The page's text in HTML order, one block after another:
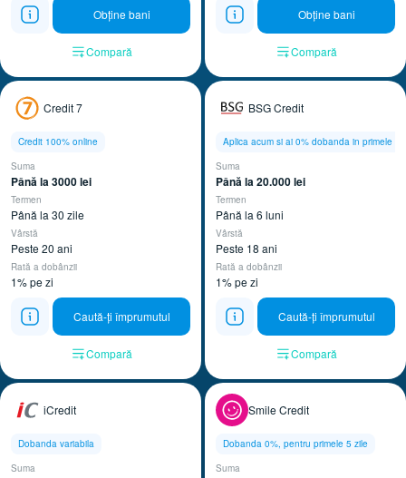
Obține bani
Compară
Obține bani
Compară
Credit 7
Credit 100% online
Suma
Până la 3000 lei ​
Termen
Până la 30 zile
Vârstă
Peste 20 ani
Rată a dobânzii
1% pe zi
Caută-ți împrumutul
Compară
BSG Credit
Aplica acum si ai 0% dobanda in primele
Suma
Până la 20.000 lei ​
Termen
Până la 6 luni
Vârstă
Peste 18 ani
Rată a dobânzii
1% pe zi
Caută-ți împrumutul
Compară
iCredit
Dobanda variabila
Suma
Smile Credit
Dobanda 0%, pentru primele 5 zile
Suma